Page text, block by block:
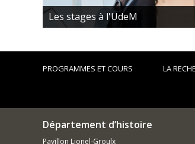
Les stages à l'UdeM
PROGRAMMES ET COURS LA
Département d’histoire
Pavillon Lionel-Groulx